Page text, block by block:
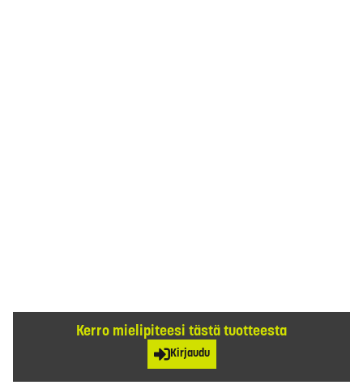
Kerro mielipiteesi tästä tuotteesta
Kirjaudu